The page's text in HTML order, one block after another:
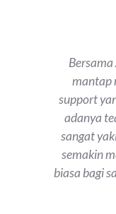
mantap
support
adanya
sangat
semakin
biasa bagi